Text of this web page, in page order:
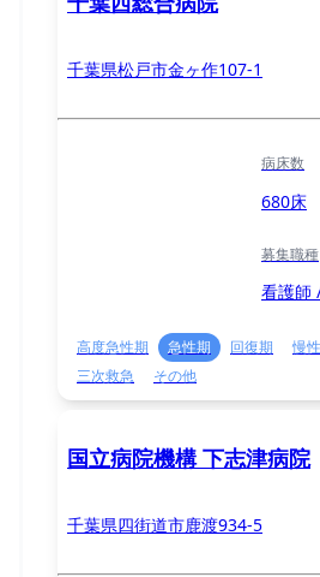
千葉県松戸市金ヶ作107-1
病床数
680床
募集職種
看護師
高度急性期 急性期 回復期 慢
三次救急
その他
国立病院機構 下志津病院
千葉県四街道市鹿渡934-5